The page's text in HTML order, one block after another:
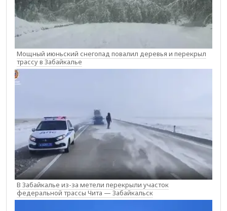
Мощный июньский снегопад повалил деревья и перекрыл
трассу в Забайкалье
В Забайкалье из-за метели перекрыли участок
федеральной трассы Чита — Забайкальск